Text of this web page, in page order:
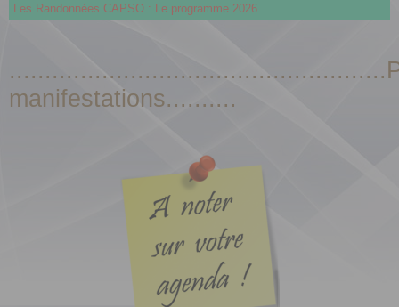
Les Randonnées CAPSO : Le programme 2026
manifestations..........